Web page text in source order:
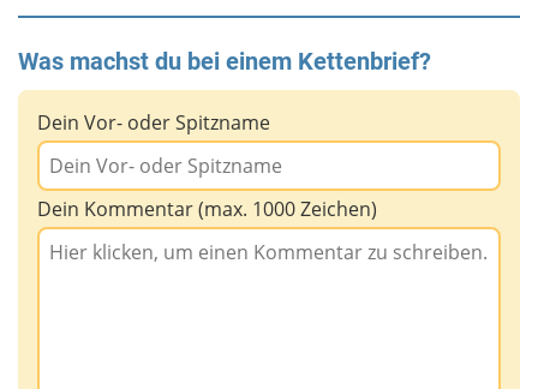
Was machst du bei einem Kettenbrief?
Dein Vor- oder Spitzname
Dein Kommentar (max. 1000 Zeichen)